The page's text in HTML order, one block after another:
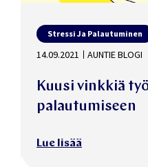
Stressi Ja Palautuminen
14.09.2021 AUNTIE BLOGI
Kuusi vinkkiä
palautumiseen
Lue lisää